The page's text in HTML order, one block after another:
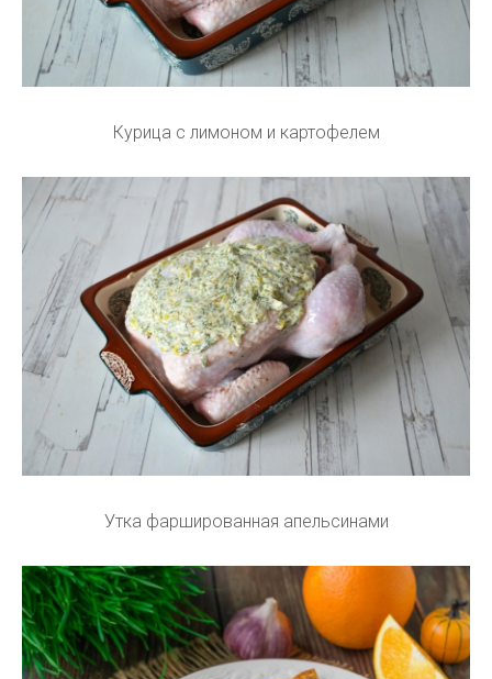
Курица с лимоном и картофелем
Утка фаршированная апельсинами